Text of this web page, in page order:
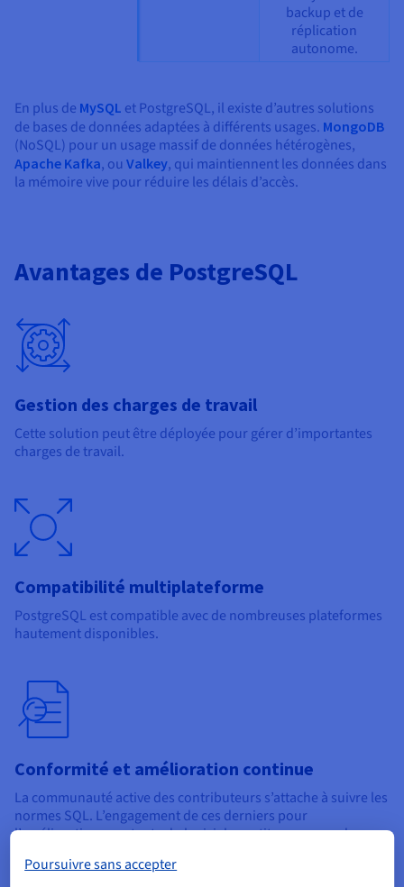
backup et de
réplication
autonome.
En plus de MySQL et PostgreSQL, il existe d’autres solutions
de bases de données adaptées à différents usages. MongoDB
(NoSQL) pour un usage massif de données hétérogènes,
Apache Kafka, ou Valkey, qui maintiennent les données dans
la mémoire vive pour réduire les délais d’accès.
Avantages de PostgreSQL
Gestion des charges de travail
Cette solution peut être déployée pour gérer d’importantes
charges de travail.
Compatibilité multiplateforme
PostgreSQL est compatible avec de nombreuses plateformes
hautement disponibles.
Conformité et amélioration continue
La communauté active des contributeurs s’attache à suivre les
normes SQL. L’engagement de ces derniers pour
l’amélioration constante du logiciel constitue un gage de
Poursuivre sans accepter